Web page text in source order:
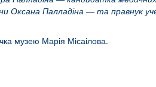
Оксана Палладіна — та правнук
музею Марія Місаілова.